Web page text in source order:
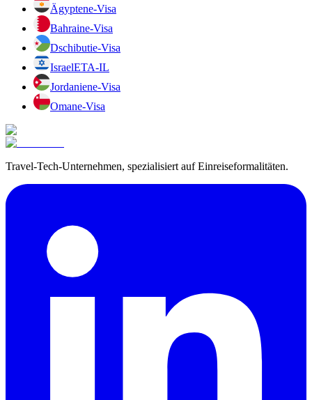
Ägyptene-Visa
Bahraine-Visa
Dschibutie-Visa
IsraelETA-IL
Jordaniene-Visa
Omane-Visa
Travel-Tech-Unternehmen, spezialisiert auf Einreiseformalitäten.